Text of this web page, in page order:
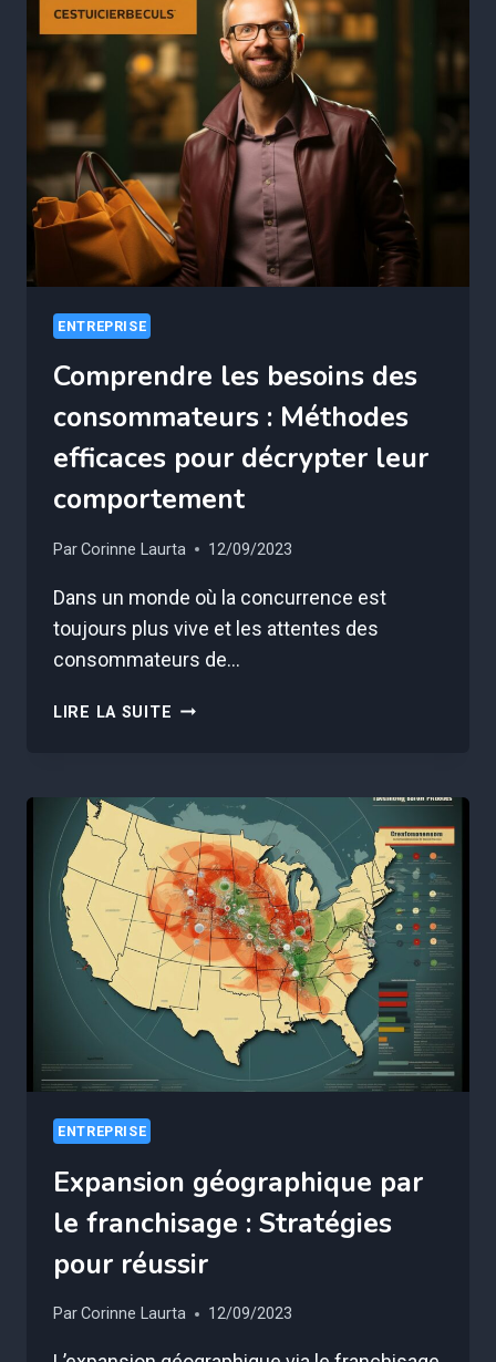
GESTION
D’ÉQUIPE
ET
LE
LEADERSHIP
ENTREPRISE
Comprendre les besoins des
consommateurs : Méthodes
efficaces pour décrypter leur
comportement
ParCorinne Laurta 12/09/2023
Dans un monde où la concurrence est
toujours plus vive et les attentes des
consommateurs de…
LIRE LA SUITE COMPRENDRE
CONSOMMATEURS
:
MÉTHODES
EFFICACES
POUR
DÉCRYPTER
LEUR
COMPORTEMENT
ENTREPRISE
Expansion géographique par
le franchisage : Stratégies
pour réussir
ParCorinne Laurta 12/09/2023